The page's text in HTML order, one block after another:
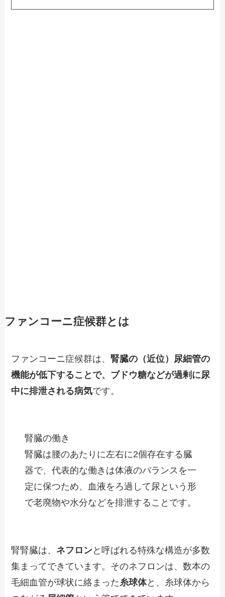
ファンコーニ症候群とは
ファンコーニ症候群は、腎臓の（近位）尿細管の
機能が低下することで、ブドウ糖などが過剰に尿
中に排泄される病気です。
腎臓の働き
腎臓は腰のあたりに左右に2個存在する臓
器で、代表的な働きは体液のバランスを一
定に保つため、血液をろ過して尿という形
で老廃物や水分などを排泄することです。
腎腎臓は、 ネフロンと呼ばれる特殊な構造が多数
集まってできています。そのネフロンは、数本の
毛細血管が球状に絡まった糸球体と、糸球体から